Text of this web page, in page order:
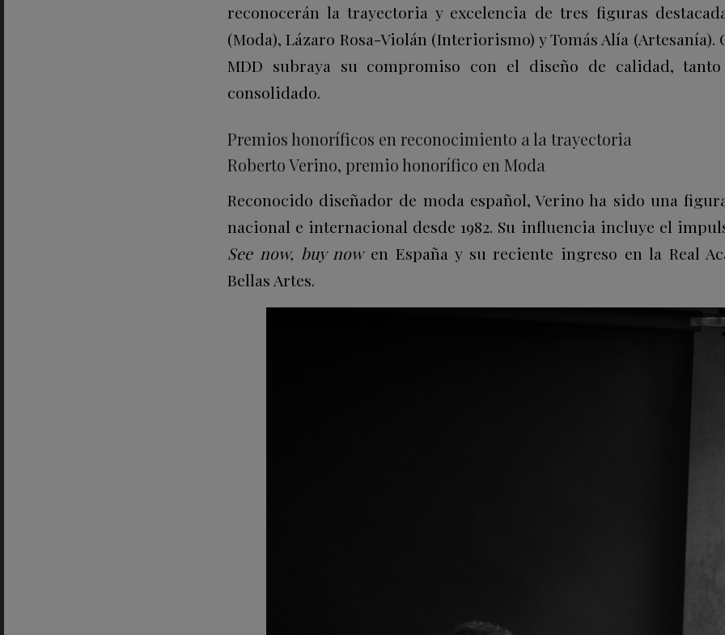
reconocerán la trayectoria y excelencia de tres figuras
(Moda), Lázaro Rosa-Violán (Interiorismo) y Tomás Alía (Artesanía).
MDD subraya su compromiso con el diseño de calidad,
consolidado.
Premios honoríficos en reconocimiento a la trayectoria
Roberto Verino, premio honorífico en Moda
Reconocido diseñador de moda español, Verino ha sido una
nacional e internacional desde 1982. Su influencia incluye el
See now, buy nowen España y su reciente ingreso en la Real
Bellas Artes.